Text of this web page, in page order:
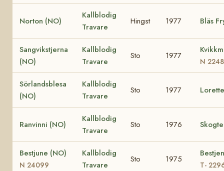
Norton (NO)
Kallblodig
Travare
Hingst 1977 Bläs
Sangvikstjerna
(NO)
Kallblodig
Travare
Sto 1977
N
Sörlandsblesa
(NO)
Kallblodig
Travare
Sto 1977
Ranvinni (NO)
Kallblodig
Travare
Sto 1976
Bestjune (NO)
N 24099
Kallblodig
Travare
Sto 1975
T-